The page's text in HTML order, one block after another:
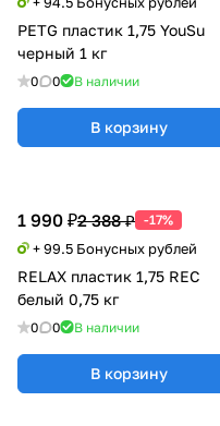
PETG пластик 1,75 YouSu
черный 1 кг
0 0 В наличии
В корзину
1 990 ₽2 388 ₽ -17%
+ 99.5 Бонусных рублей
RELAX пластик 1,75 REC
белый 0,75 кг
0 0 В наличии
В корзину